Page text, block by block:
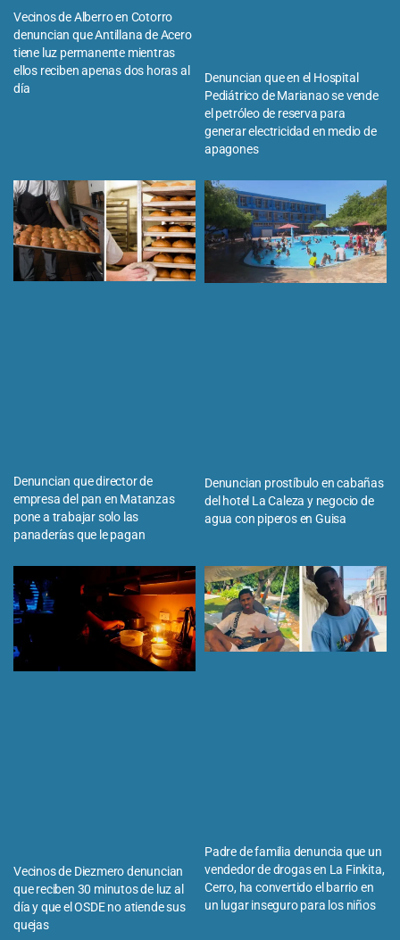
Vecinos de Alberro en Cotorro
denuncian que Antillana de Acero
tiene luz permanente mientras
ellos reciben apenas dos horas al
día
Denuncian que en el Hospital
Pediátrico de Marianao se vende
el petróleo de reserva para
generar electricidad en medio de
apagones
Denuncian que director de
empresa del pan en Matanzas
pone a trabajar solo las
panaderías que le pagan
Denuncian prostíbulo en cabañas
del hotel La Caleza y negocio de
agua con piperos en Guisa
Vecinos de Diezmero denuncian
que reciben 30 minutos de luz al
día y que el OSDE no atiende sus
quejas
Padre de familia denuncia que un
vendedor de drogas en La Finkita,
Cerro, ha convertido el barrio en
un lugar inseguro para los niños